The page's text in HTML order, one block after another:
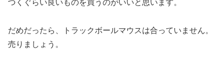
つくぐらい良いものを買うのがいいと思います。
だめだったら、トラックボールマウスは合っていません。
売りましょう。